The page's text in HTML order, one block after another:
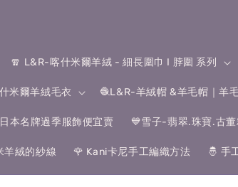
🧣 L&R-喀什米爾羊絨 - 細長圍巾 I 脖圍 系列
米爾羊絨毛衣 🧶L&R-羊絨帽 &羊毛帽｜羊
本名牌過季服飾便宜賣 💙雪子-翡翠.珠寶.古
羊絨的紗線 🌹 Kani卡尼手工編織方法 🤴 手